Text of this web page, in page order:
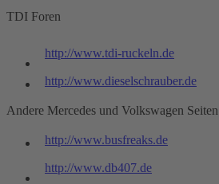
TDI Foren
http://www.tdi-ruckeln.de
http://www.dieselschrauber.de
Andere Mercedes und Volkswagen Seiten
http://www.busfreaks.de
http://www.db407.de